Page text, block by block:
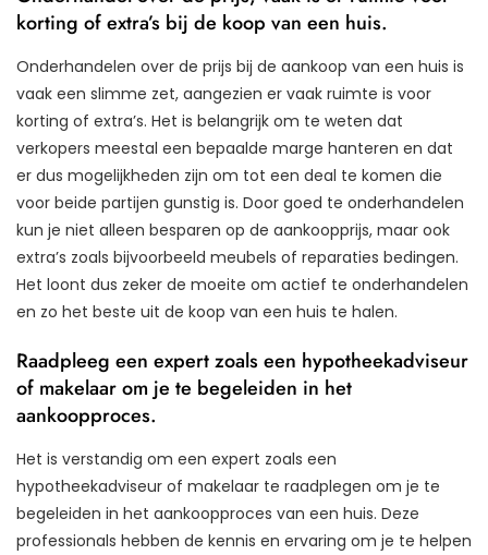
korting of extra’s bij de koop van een huis.
Onderhandelen over de prijs bij de aankoop van een huis is
vaak een slimme zet, aangezien er vaak ruimte is voor
korting of extra’s. Het is belangrijk om te weten dat
verkopers meestal een bepaalde marge hanteren en dat
er dus mogelijkheden zijn om tot een deal te komen die
voor beide partijen gunstig is. Door goed te onderhandelen
kun je niet alleen besparen op de aankoopprijs, maar ook
extra’s zoals bijvoorbeeld meubels of reparaties bedingen.
Het loont dus zeker de moeite om actief te onderhandelen
en zo het beste uit de koop van een huis te halen.
Raadpleeg een expert zoals een hypotheekadviseur
of makelaar om je te begeleiden in het
aankoopproces.
Het is verstandig om een expert zoals een
hypotheekadviseur of makelaar te raadplegen om je te
begeleiden in het aankoopproces van een huis. Deze
professionals hebben de kennis en ervaring om je te helpen